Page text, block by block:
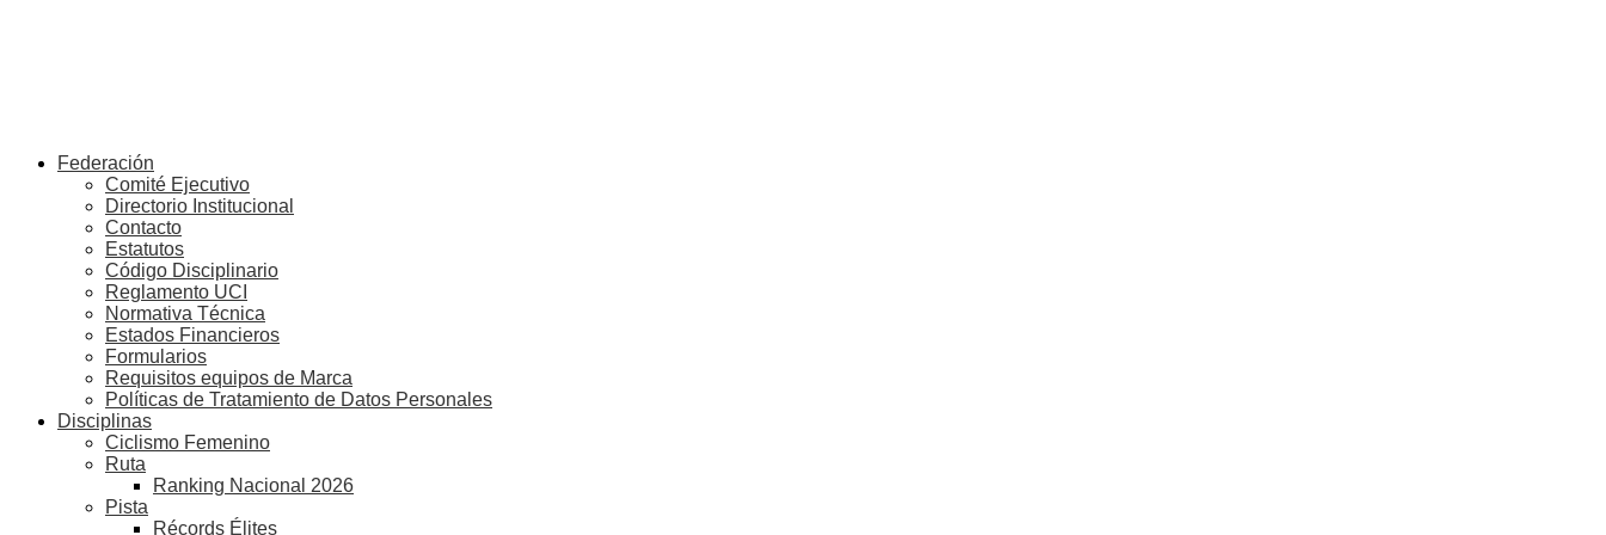
Federación
Comité Ejecutivo
Directorio Institucional
Contacto
Estatutos
Código Disciplinario
Reglamento UCI
Normativa Técnica
Estados Financieros
Formularios
Requisitos equipos de Marca
Políticas de Tratamiento de Datos Personales
Disciplinas
Ciclismo Femenino
Ruta
Ranking Nacional 2026
Pista
Récords Élites